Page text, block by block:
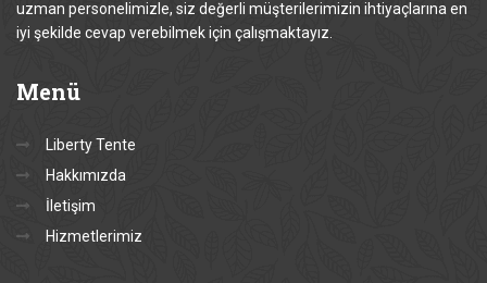
uzman personelimizle, siz değerli müşterilerimizin ihtiyaçlarına en
iyi şekilde cevap verebilmek için çalışmaktayız.
Menü
Liberty Tente
Hakkımızda
İletişim
Hizmetlerimiz